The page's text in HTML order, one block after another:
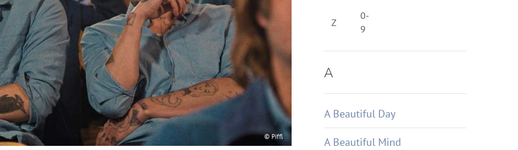
© Piffl
Z
0-
9
A
A Beautiful Day
A Beautiful Mind